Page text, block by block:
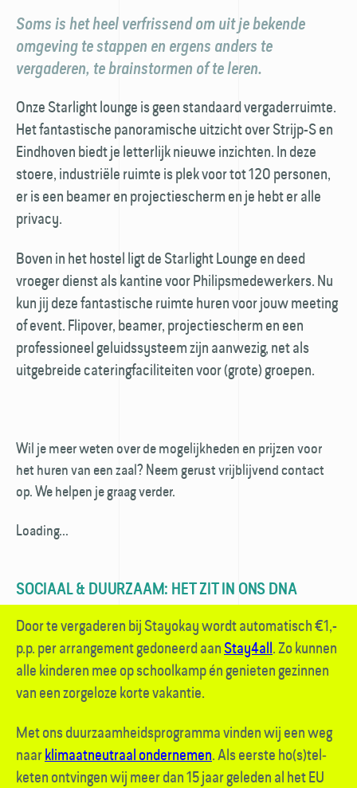
Soms is het heel verfrissend om uit je bekende
omgeving te stappen en ergens anders te
vergaderen, te brainstormen of te leren.
Onze Starlight lounge is geen standaard vergader­ruimte.
Het fantastische panoramische uitzicht over Strijp-S en
Eindhoven biedt je letterlijk nieuwe inzichten. In deze
stoere, industriële ruimte is plek voor tot 120 personen,
er is een beamer en projectie­scherm en je hebt er alle
privacy.
Boven in het hostel ligt de Starlight Lounge en deed
vroeger dienst als kantine voor Philips­medewerkers. Nu
kun jij deze fantastische ruimte huren voor jouw meeting
of event. Flipover, beamer, projectie­scherm en een
professioneel geluids­systeem zijn aanwezig, net als
uitgebreide catering­faciliteiten voor (grote) groepen.
Wil je meer weten over de mogelijkheden en prijzen voor
het huren van een zaal? Neem gerust vrijblijvend contact
op. We helpen je graag verder.
Loading...
SOCIAAL & DUURZAAM: HET ZIT IN ONS DNA
Door te vergaderen bij Stayokay wordt auto­matisch €1,-
p.p. per arrangement gedoneerd aanStay4all. Zo kunnen
alle kinderen mee op school­kamp én genieten gezinnen
van een zorgeloze korte vakantie.
Met ons duurzaamheids­programma vinden wij een weg
naarklimaat­neutraal ondernemen. Als eerste ho(s)tel­
keten ontvingen wij meer dan 15 jaar geleden al het EU